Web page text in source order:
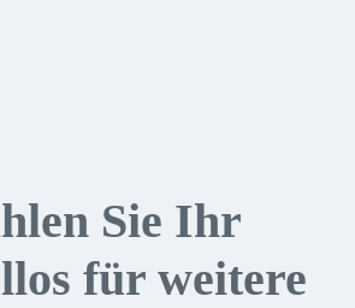
Sie Ihr
für weitere